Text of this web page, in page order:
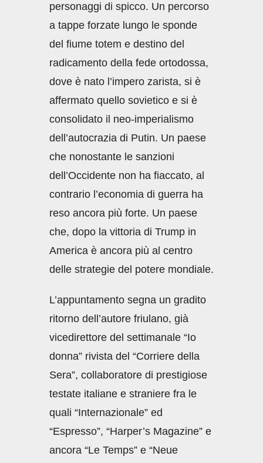
personaggi di spicco. Un percorso
a tappe forzate lungo le sponde
del fiume totem e destino del
radicamento della fede ortodossa,
dove è nato l’impero zarista, si è
affermato quello sovietico e si è
consolidato il neo-imperialismo
dell’autocrazia di Putin. Un paese
che nonostante le sanzioni
dell’Occidente non ha fiaccato, al
contrario l’economia di guerra ha
reso ancora più forte. Un paese
che, dopo la vittoria di Trump in
America è ancora più al centro
delle strategie del potere mondiale.
L’appuntamento segna un gradito
ritorno dell’autore friulano, già
vicedirettore del settimanale “Io
donna” rivista del “Corriere della
Sera”, collaboratore di prestigiose
testate italiane e straniere fra le
quali “Internazionale” ed
“Espresso”, “Harper’s Magazine” e
ancora “Le Temps” e “Neue